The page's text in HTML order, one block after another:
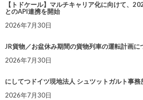
【トドケール】マルチキャリア化に向けて、
とのAPI連携を開始
2026年7月30日
JR貨物／お盆休み期間の貨物列車の運転計画に
2026年7月30日
にしてつドイツ現地法人 シュツットガルト事務
2026年7月30日